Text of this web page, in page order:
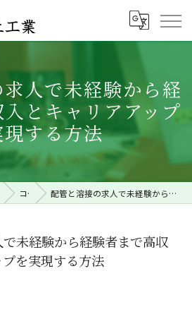
人で未経験から経
とキャリアアップ
する方法
コラム 配管と溶接の求人で未経験から経験者まで高収入とキャリアアップを実現する方法
未経験から経験者まで高収
を実現する方法